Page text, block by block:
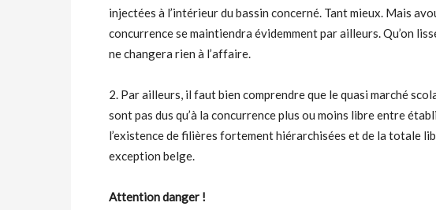
injectées à l’intérieur du bassin concerné. Tant mieux. Mais
concurrence se maintiendra évidemment par ailleurs. Qu’on
ne changera rien à l’affaire.
2. Par ailleurs, il faut bien comprendre que le quasi marché
sont pas dus qu’à la concurrence plus ou moins libre entre
l’existence de filières fortement hiérarchisées et de la totale
exception belge.
Attention danger !